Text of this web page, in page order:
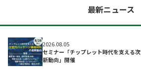
最新ニュース
2026.08.05
セミナー「チップレット時代を支える
新動向」開催